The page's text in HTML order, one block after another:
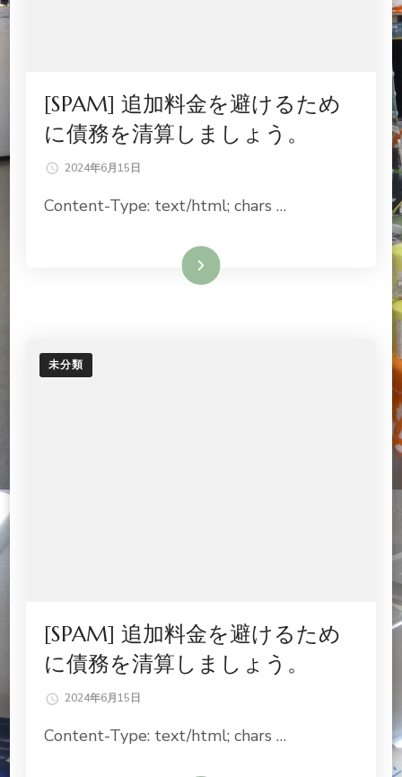
[SPAM] 追加料金を避けるため
に債務を清算しましょう。
2024年6月15日
Content-Type: text/html; chars …
続きを読む
未分類
[SPAM] 追加料金を避けるため
に債務を清算しましょう。
2024年6月15日
Content-Type: text/html; chars …